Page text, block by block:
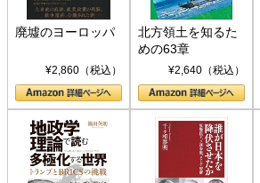
廃墟のヨーロッパ
¥2,860（税込）
北方領土を知るた
めの63章
¥2,640（税込）